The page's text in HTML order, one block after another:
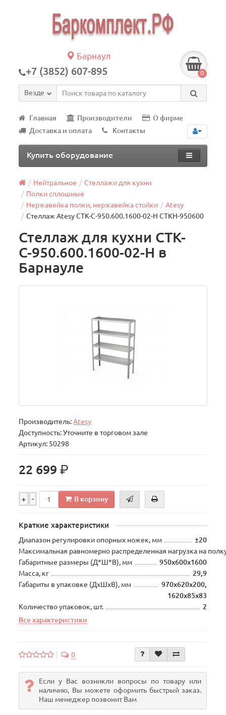
Барнаул
+7 (3852) 607-895 0
Везде
Главная Производители
О фирме
Доставка и оплата
Контакты
Купить оборудование
Нейтральное
Стеллажи для кухни
Полки сплошные
Нержавейка полки, нержавейка стойки
Atesy
Стеллаж Atesy СТК-С-950.600.1600-02-Н СТКН-950600
Стеллаж для кухни СТК-
С-950.600.1600-02-Н в
Барнауле
Производитель:Atesy
Доступность: Уточните в торговом зале
Артикул: 50298
22 699р.
+ - В корзину
Краткие характеристики
Диапазон регулировки опорных ножек, мм
±20
Максимальная равномерно распределенная нагрузка на
Габаритные размеры (Д*Ш*В), мм
950х600х1600
Масса, кг
29,9
Габариты в упаковке (ДхШхВ), мм
970х620х200,
1620х85х83
Количество упаковок, шт.
2
Все характеристики
0
Если у Вас возникли вопросы по товару или
наличию, Вы можете оформить быстрый заказ.
Наш менеджер позвонит Вам